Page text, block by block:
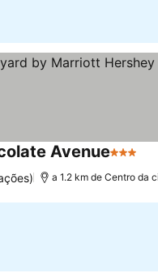
Avenue3
a 1.2 km de Centro da